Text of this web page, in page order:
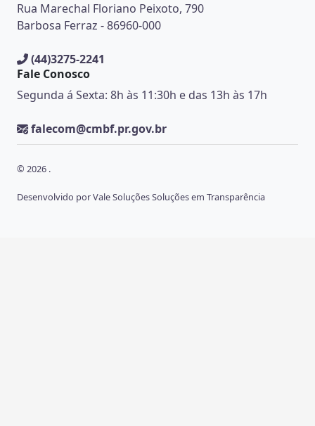
Rua Marechal Floriano Peixoto, 790
Barbosa Ferraz - 86960-000
(44)3275-2241
Fale Conosco
Segunda á Sexta: 8h às 11:30h e das 13h às 17h
falecom@cmbf.pr.gov.br
© 2026 .
Desenvolvido por Vale Soluções Soluções em Transparência